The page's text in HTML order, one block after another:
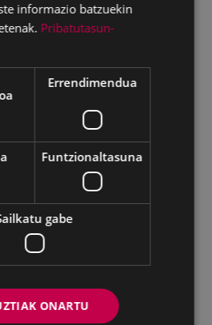
ordutegiak egokitu
lanak egiteko
informazio batzuekin
Pribatutasun-
Errendimendua
Funtzionaltasuna
gabe
ONARTU